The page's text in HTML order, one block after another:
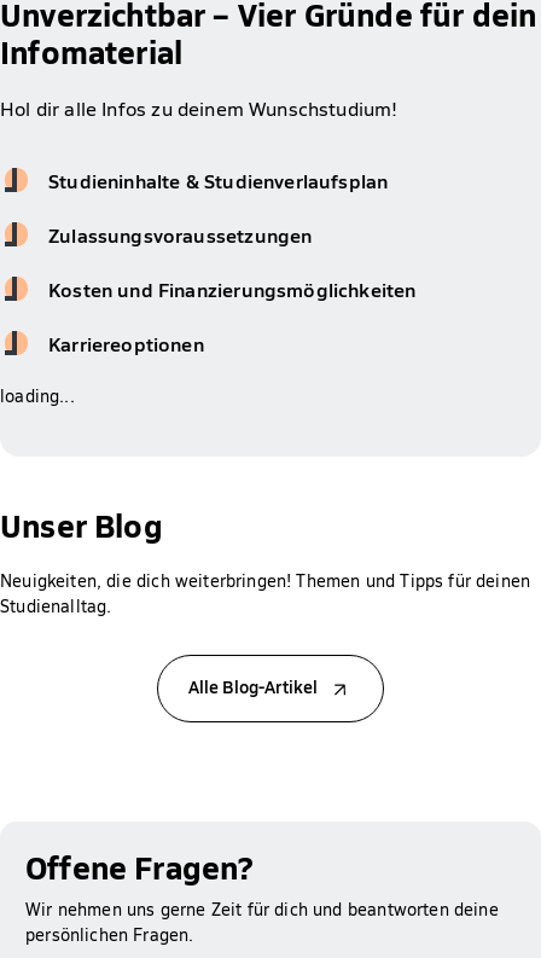
Unverzichtbar – Vier Gründe für dein
Infomaterial
Hol dir alle Infos zu deinem Wunschstudium!
Studieninhalte & Studienverlaufsplan
Zulassungsvoraussetzungen
Kosten und Finanzierungsmöglichkeiten
Karriereoptionen
loading...
Unser Blog
Neuigkeiten, die dich weiterbringen! Themen und Tipps für deinen
Studienalltag.
Alle Blog-Artikel
Offene Fragen?
Wir nehmen uns gerne Zeit für dich und beantworten deine
persönlichen Fragen.